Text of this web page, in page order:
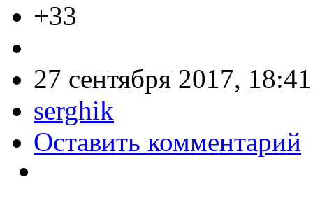
+33
27 сентября 2017, 18:41
serghik
Оставить комментарий